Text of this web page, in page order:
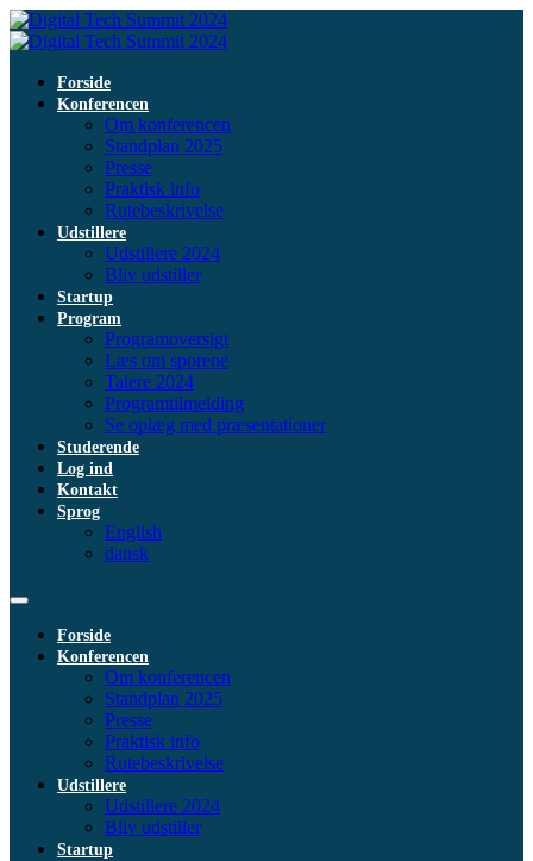
Forside
Konferencen
Om konferencen
Standplan 2025
Presse
Praktisk info
Rutebeskrivelse
Udstillere
Udstillere 2024
Bliv udstiller
Startup
Program
Programoversigt
Læs om sporene
Talere 2024
Programtilmelding
Se oplæg med præsentationer
Studerende
Log ind
Kontakt
Sprog
English
dansk
Forside
Konferencen
Om konferencen
Standplan 2025
Presse
Praktisk info
Rutebeskrivelse
Udstillere
Udstillere 2024
Bliv udstiller
Startup